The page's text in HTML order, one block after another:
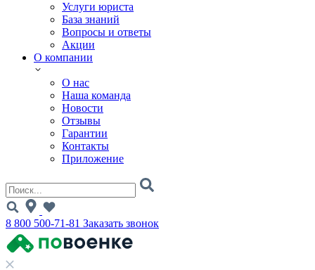
Услуги юриста
База знаний
Вопросы и ответы
Акции
О компании
О нас
Наша команда
Новости
Отзывы
Гарантии
Контакты
Приложение
8 800 500-71-81 Заказать звонок